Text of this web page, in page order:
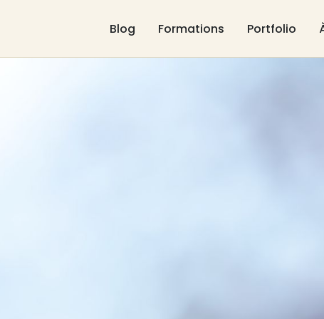
Blog Formations Portfolio